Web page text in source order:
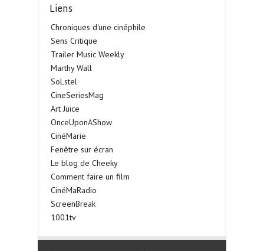
Liens
Chroniques d'une cinéphile
Sens Critique
Trailer Music Weekly
Marthy Wall
SoLstel
CineSeriesMag
Art Juice
OnceUponAShow
CinéMarie
Fenêtre sur écran
Le blog de Cheeky
Comment faire un film
CinéMaRadio
ScreenBreak
1001tv